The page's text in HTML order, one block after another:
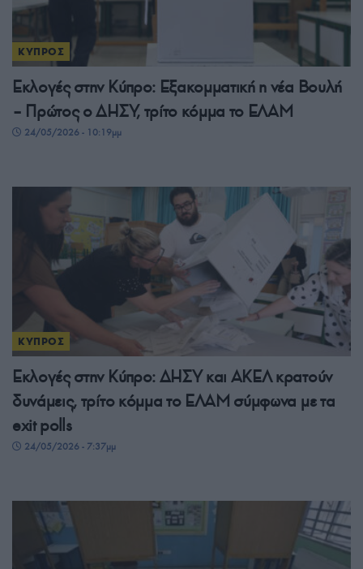
ΚΥΠΡΟΣ
Εκλογές στην Κύπρο: Εξακομματική η νέα Βουλή
– Πρώτος ο ΔΗΣΥ, τρίτο κόμμα το ΕΛΑΜ
24/05/2026 - 10:19μμ
ΚΥΠΡΟΣ
Εκλογές στην Κύπρο: ΔΗΣΥ και ΑΚΕΛ κρατούν
δυνάμεις, τρίτο κόμμα το ΕΛΑΜ σύμφωνα με τα
exit polls
24/05/2026 - 7:37μμ